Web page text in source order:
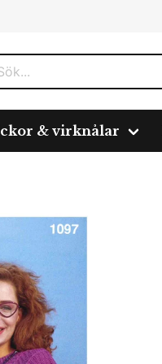
& virknålar